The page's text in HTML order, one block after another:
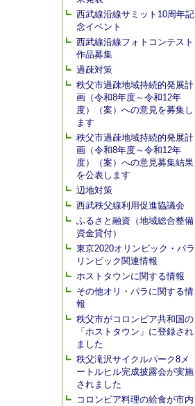
西武線沿線サミット10周年記
念イベント
西武線沿線フォトコンテスト
作品募集
過疎対策
秩父市過疎地域持続的発展計
画（令和8年度～令和12年
度）（案）への意見を募集し
ます
秩父市過疎地域持続的発展計
画（令和8年度～令和12年
度）（案）への意見募集結果
を公表します
辺地対策
西武秩父線利用促進協議会
ふるさと融資（地域総合整備
資金貸付）
東京2020オリンピック・パラ
リンピック関連情報
ホストタウンに関する情報
その他オリ・パラに関する情
報
秩父市がコロンビア共和国の
「ホストタウン」に登録され
ました
秩父滝沢サイクルパーク8メ
ートルヒル完成披露会が実施
されました
コロンビア料理の給食が市内